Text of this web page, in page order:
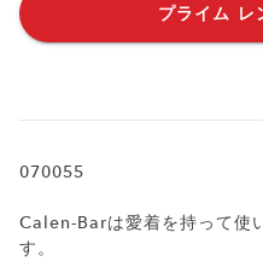
プライム レ
070055
Calen-Barは愛着を持って使
す。